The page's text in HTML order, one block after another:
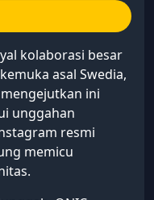
kolaborasi besar
asal Swedia,
ini
unggahan
resmi
memicu